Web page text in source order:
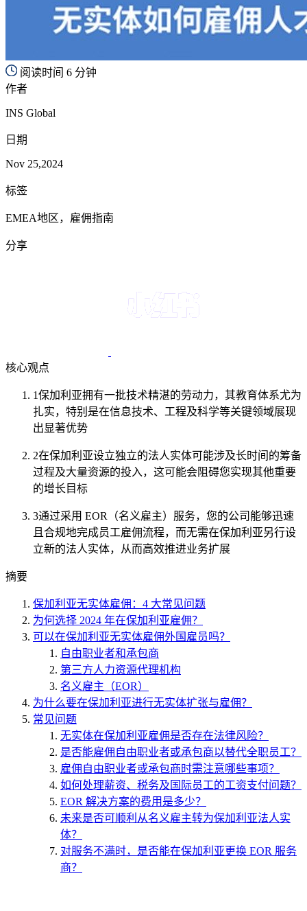
阅读时间 6 分钟
作者
INS Global
日期
Nov 25,2024
标签
EMEA地区，雇佣指南
分享
核心观点
1保加利亚拥有一批技术精湛的劳动力，其教育体系尤为
扎实，特别是在信息技术、工程及科学等关键领域展现
出显著优势
2在保加利亚设立独立的法人实体可能涉及长时间的筹备
过程及大量资源的投入，这可能会阻碍您实现其他重要
的增长目标
3通过采用 EOR（名义雇主）服务，您的公司能够迅速
且合规地完成员工雇佣流程，而无需在保加利亚另行设
立新的法人实体，从而高效推进业务扩展
摘要
保加利亚无实体雇佣：4 大常见问题
为何选择 2024 年在保加利亚雇佣？
可以在保加利亚无实体雇佣外国雇员吗？
自由职业者和承包商
第三方人力资源代理机构
名义雇主（EOR）
为什么要在保加利亚进行无实体扩张与雇佣？
常见问题
无实体在保加利亚雇佣是否存在法律风险？
是否能雇佣自由职业者或承包商以替代全职员工？
雇佣自由职业者或承包商时需注意哪些事项？
如何处理薪资、税务及国际员工的工资支付问题？
EOR 解决方案的费用是多少？
未来是否可顺利从名义雇主转为保加利亚法人实
体？
对服务不满时，是否能在保加利亚更换 EOR 服务
商？